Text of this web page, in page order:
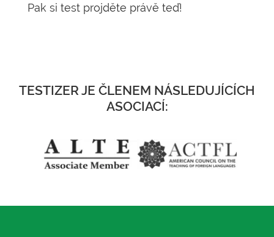
Pak si test projděte právě teď!
TESTIZER JE ČLENEM NÁSLEDUJÍCÍCH
ASOCIACÍ: